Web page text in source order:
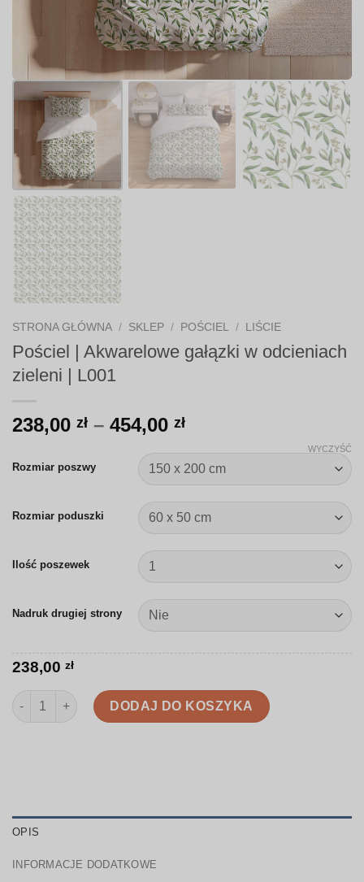
STRONA GŁÓWNA / SKLEP / POŚCIEL / LIŚCIE
Pościel | Akwarelowe gałązki w odcieniach
zieleni | L001
238,00 zł – 454,00 złZakres
od
238,00 zł
do
454,00 zł
Rozmiar poszwy
Rozmiar poduszki
Ilość poszewek
Nadruk drugiej strony
WYCZYŚĆ
238,00 zł
ilość Pościel | Akwarelowe gałązki w odcieniach zieleni | L001
DODAJ DO KOSZYKA
OPIS
INFORMACJE DODATKOWE